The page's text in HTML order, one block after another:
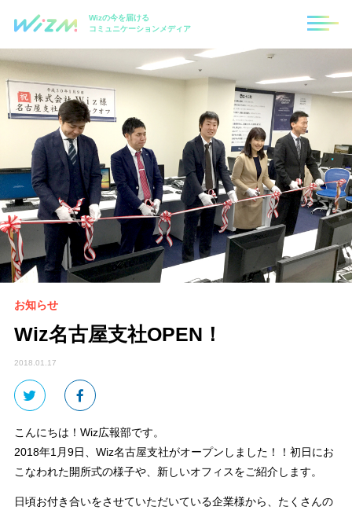
Wizの今を届ける
コミュニケーションメディア
お知らせ
Wiz名古屋支社OPEN！
2018.01.17
こんにちは！Wiz広報部です。
2018年1月9日、Wiz名古屋支社がオープンしました！！初日にお
こなわれた開所式の様子や、新しいオフィスをご紹介します。
日頃お付き合いをさせていただいている企業様から、たくさんの